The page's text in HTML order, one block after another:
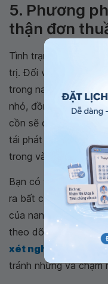
5. Phương
thận đơn
Tình trạng bệnh của
trị. Đối với các
trong nang ra ngoài
nhỏ, đồng thời để
cồn sẽ được bơm
tái phát hoặc phình
trong và đồng thời
Bạn có thể không
ra bất cứ triệu chứng
của nang dưới 3cm.
theo dõi định kỳ
xét nghiệm nước tiểu
tránh những va chạm